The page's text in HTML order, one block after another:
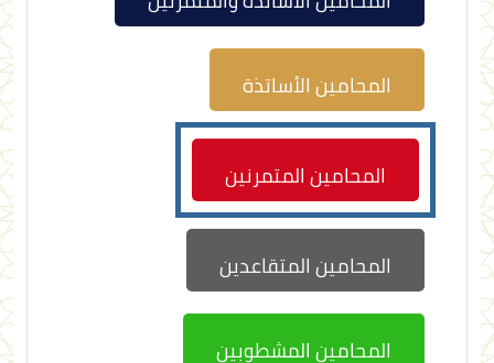
المحامين الأساتذة
المحامين المتمرنين
المحامين المتقاعدين
المحامين المشطوبين